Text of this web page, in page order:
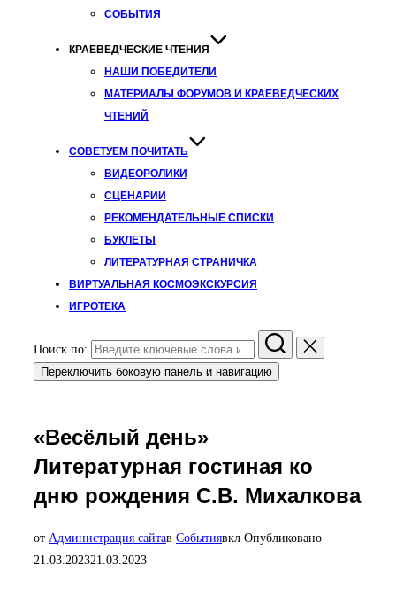
СОБЫТИЯ
КРАЕВЕДЧЕСКИЕ ЧТЕНИЯ
НАШИ ПОБЕДИТЕЛИ
МАТЕРИАЛЫ ФОРУМОВ И КРАЕВЕДЧЕСКИХ
ЧТЕНИЙ
СОВЕТУЕМ ПОЧИТАТЬ
ВИДЕОРОЛИКИ
СЦЕНАРИИ
РЕКОМЕНДАТЕЛЬНЫЕ СПИСКИ
БУКЛЕТЫ
ЛИТЕРАТУРНАЯ СТРАНИЧКА
ВИРТУАЛЬНАЯ КОСМОЭКСКУРСИЯ
ИГРОТЕКА
Поиск по:
Переключить боковую панель и навигацию
«Весёлый день»
Литературная гостиная ко
дню рождения С.В. Михалкова
от Администрация сайтав Событиявкл Опубликовано
21.03.202321.03.2023